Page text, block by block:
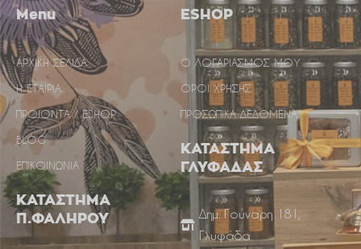
Menu
ΑΡΧΙΚΗ ΣΕΛΙΔΑ
Η ΕΤΑΙΡΙΑ
ΠΡΟΙΟΝΤΑ / ESHOP
BLOG
ΕΠΙΚΟΙΝΩΝΙΑ
ΚΑΤΑΣΤΗΜΑ
Π.ΦΑΛΗΡΟΥ
ESHOP
Ο ΛΟΓΑΡΙΑΣΜΟΣ ΜΟΥ
ΟΡΟΙ ΧΡΗΣΗΣ
ΠΡΟΣΩΠΙΚΑ ΔΕΔΟΜΕΝΑ
ΚΑΤΑΣΤΗΜΑ
ΓΛΥΦΑΔΑΣ
Δημ. Γούναρη 181,
Γλυφάδα